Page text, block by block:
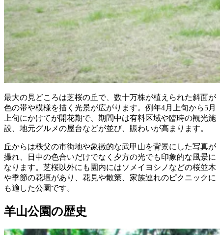
最大の見どころは芝桜の丘で、数十万株が植えられた斜面が
色の帯や模様を描く光景が広がります。例年4月上旬から5月
上旬にかけてが開花期で、期間中は有料区域や臨時の観光施
設、地元グルメの屋台などが並び、賑わいが高まります。
丘からは秩父の市街地や象徴的な武甲山を背景にした写真が
撮れ、日中の色合いだけでなく夕方の光でも印象的な風景に
なります。芝桜以外にも園内にはソメイヨシノなどの桜並木
や季節の花壇があり、花見や散策、家族連れのピクニックに
も適した公園です。
羊山公園の歴史